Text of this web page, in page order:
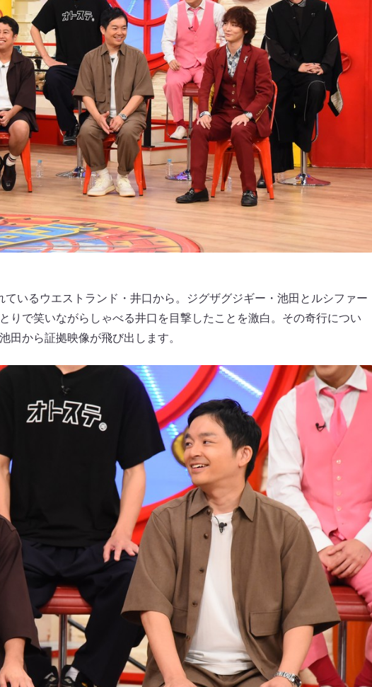
いるウエストランド・井口から。ジグザグジギー・池田とルシファー
りで笑いながらしゃべる井口を目撃したことを激白。その奇行につい
田から証拠映像が飛び出します。